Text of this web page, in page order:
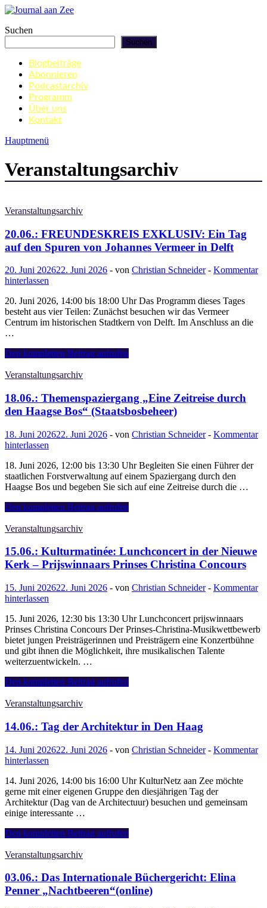
Zum
springen
Journal aan Zee
Suchen
Suchen
Blogbeiträge
Abonnieren
Podcastarchiv
Programm
Über uns
Kontakt
Hauptmenü
Veranstaltungsarchiv
Veranstaltungsarchiv
20.06.: FREUNDESKREIS EXKLUSIV: Ein Tag
auf den Spuren von Johannes Vermeer in Delft
20. Juni 202622. Juni 2026 - von Christian Schneider- Kommentar
hinterlassen
20. Juni 2026, 14:00 bis 18:00 Uhr Das Programm dieses Tages
besteht aus vier Teilen: Zunächst besuchen wir das Vermeer
Centrum im historischen Stadtkern von Delft. Im Anschluss an die
…
20.06.:
EXKLUSIV:
Tag
auf
den
von
Johannes
Vermeer
in
Delft
Den kompletten Beitrag aufrufen
Veranstaltungsarchiv
18.06.: Themenspaziergang „Eine Zeitreise durch
den Haagse Bos“ (Staatsbosbeheer)
18. Juni 202622. Juni 2026 - von Christian Schneider- Kommentar
hinterlassen
18. Juni 2026, 12:00 bis 13:30 Uhr Begleiten Sie einen Führer der
staatlichen Forstverwaltung auf einem Spaziergang durch den
Haagse Bos und begeben Sie sich auf eine Zeitreise durch die …
18.06.:
„Eine
durch
den
Haagse
(Staatsbosbeheer)
Den kompletten Beitrag aufrufen
Veranstaltungsarchiv
15.06.: Kulturmatinée: Lunchconcert in der Nieuwe
Kerk – Prijswinnaars Prinses Christina Concours
15. Juni 202622. Juni 2026 - von Christian Schneider- Kommentar
hinterlassen
15. Juni 2026, 12:30 bis 13:30 Uhr Lunchconcert prijswinnaars
Prinses Christina Concours Der Prinses-Christina-Musikwettbewerb
bietet jungen Preisträgerinnen und Preisträgern eine Konzertbühne
und gibt ihnen die Möglichkeit, ihre musikalischen Talente
weiterzuentwickeln. …
15.06.:
Lunchconcert
der
Nieuwe
Kerk
–
Prijswinnaars
Prinses
Christina
Concours
Den kompletten Beitrag aufrufen
Veranstaltungsarchiv
14.06.: Tag der Architektur in Den Haag
14. Juni 202622. Juni 2026 - von Christian Schneider- Kommentar
hinterlassen
14. Juni 2026, 14:00 bis 16:00 Uhr KulturNetz aan Zee möchte
gerne mit einer eigenen Gruppe den diesjährigen Tag der
Architektur (Dag van de Architectuur) besuchen und gemeinsam
einige interessante …
14.06.:
der
in
Den
Haag
Den kompletten Beitrag aufrufen
Veranstaltungsarchiv
03.06.: Das Internationale Büchergericht: Elina
Penner „Nachtbeeren“(online)